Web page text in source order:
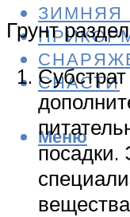
ЗИМНЯЯ
СНАСТИ
Меню
Грунт
посадки.